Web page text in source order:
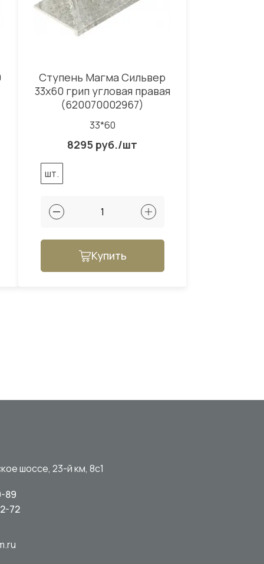
Ступень Магма Сильвер
33x60 грип угловая правая
(620070002967)
33*60
8295 руб./шт
шт.
Купить
шоссе, 23-й км, 8с1
89
72